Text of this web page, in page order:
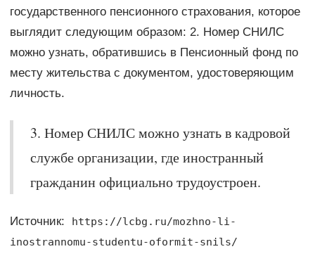
государственного пенсионного страхования, которое
выглядит следующим образом: 2. Номер СНИЛС
можно узнать, обратившись в Пенсионный фонд по
месту жительства с документом, удостоверяющим
личность.
3. Номер СНИЛС можно узнать в кадровой
службе организации, где иностранный
гражданин официально трудоустроен.
Источник:
https://lcbg.ru/mozhno-li-
inostrannomu-studentu-oformit-snils/